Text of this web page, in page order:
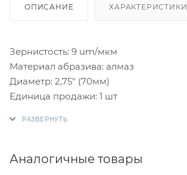
ОПИСАНИЕ ХАРАКТЕРИСТИКИ
Зернистость: 9 um/мкм
Материал абразива: алмаз
Диаметр: 2,75" (70мм)
Единица продажи: 1 шт
Аналогичные товары